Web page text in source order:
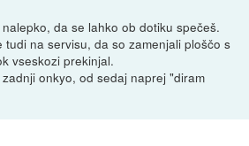
da se lahko ob dotiku spečeš.
tudi na servisu, da so zamenjali ploščo s
vseskozi prekinjal.
onkyo, od sedaj naprej "diram